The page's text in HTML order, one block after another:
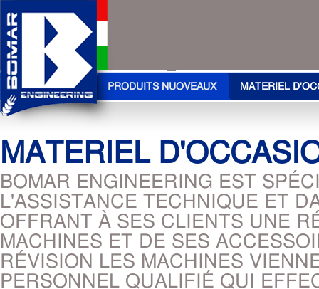
PRODUITS NUOVEAUX MATERIEL
MATERIEL
BOMAR ENGINEERING EST
L'ASSISTANCE TECHNIQUE ET
OFFRANT À SES CLIENTS UNE
MACHINES ET DE SES
RÉVISION LES MACHINES
PERSONNEL QUALIFIÉ QUI